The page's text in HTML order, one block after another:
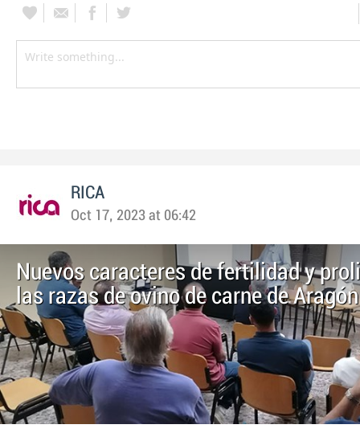
RICA
Oct 17, 2023 at 06:42
Nuevos caracteres de fertilidad y
las razas de ovino de carne de Aragón